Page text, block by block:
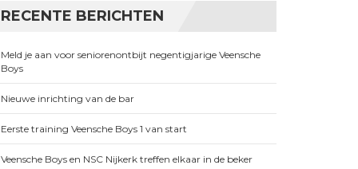
RECENTE BERICHTEN
Meld je aan voor seniorenontbijt negentigjarige Veensche
Boys
Nieuwe inrichting van de bar
Eerste training Veensche Boys 1 van start
Veensche Boys en NSC Nijkerk treffen elkaar in de beker